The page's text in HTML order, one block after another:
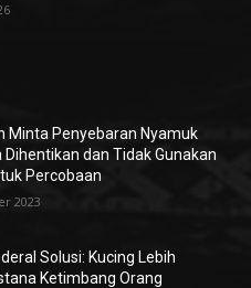
Minta Penyebaran Nyamuk
Dihentikan dan Tidak Gunakan
Percobaan
2023
Solusi: Kucing Lebih
Ketimbang Orang